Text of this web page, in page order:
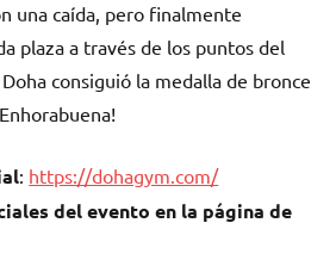
una caída, pero finalmente
plaza a través de los puntos del
consiguió la medalla de bronce
: https://dohagym.com/
del evento en la página de